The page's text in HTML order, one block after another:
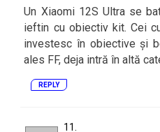
Un Xiaomi 12S Ultra se
ieftin cu obiectiv kit. Cei
investesc în obiective și
ales FF, deja intră în altă
REPLY